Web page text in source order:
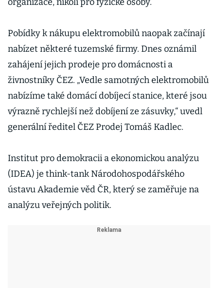
Pobídky k nákupu elektromobilů naopak začínají
nabízet některé tuzemské firmy. Dnes oznámil
zahájení jejich prodeje pro domácnosti a
živnostníky ČEZ. „Vedle samotných elektromobilů
nabízíme také domácí dobíjecí stanice, které jsou
výrazně rychlejší než dobíjení ze zásuvky,“ uvedl
generální ředitel ČEZ Prodej Tomáš Kadlec.
Institut pro demokracii a ekonomickou analýzu
(IDEA) je think-tank Národohospodářského
ústavu Akademie věd ČR, který se zaměřuje na
analýzu veřejných politik.